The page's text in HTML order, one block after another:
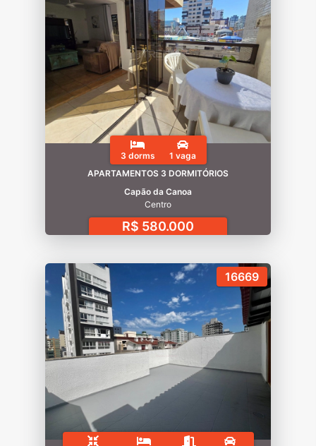
3 dorms
1 vaga
APARTAMENTOS 3 DORMITÓRIOS
Capão da Canoa
Centro
R$ 580.000
16669